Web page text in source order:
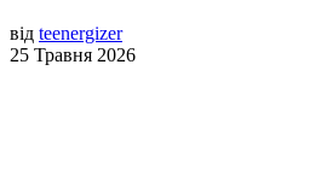
від teenergizer
25 Травня 2026